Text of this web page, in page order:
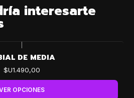
interesarte
DE MEDIA
$U1.490,00
OPCIONES